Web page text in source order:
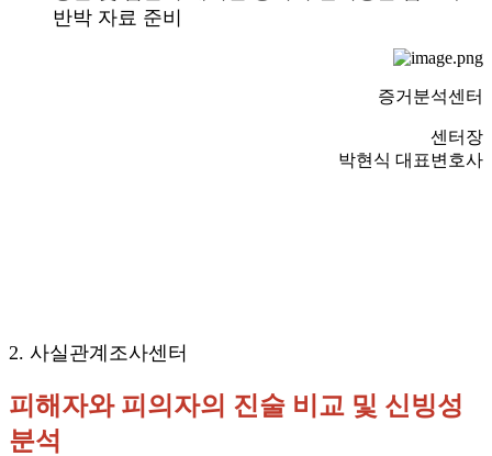
반박 자료 준비
증거분석센터
센터장
박현식 대표변호사
2. 사실관계조사센터
피해자와 피의자의 진술 비교 및 신빙성
분석